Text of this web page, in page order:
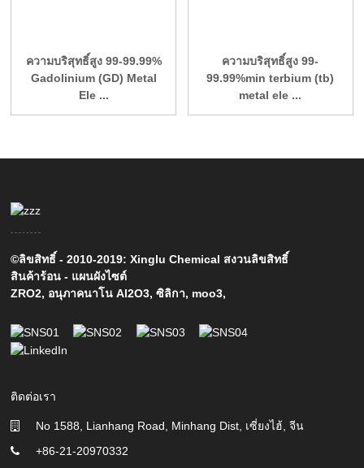
ความบริสุทธิ์สูง 99-99.99%
Gadolinium (GD) Metal
Ele ...
ความบริสุทธิ์สูง 99-
99.99%min terbium (tb)
metal ele ...
©ลิขสิทธิ์ - 2010-2019: Xinglu Chemical สงวนลิขสิทธิ์
สินค้าร้อน - แผนผังไซต์
ZRO2, อนุภาคนาโน Al2O3,ซิลิกา, moo3,
ติดต่อเรา
No 1588, Lianhang Road, Minhang Dist, เซี่ยงไฮ้, จีน
+86-21-20970332